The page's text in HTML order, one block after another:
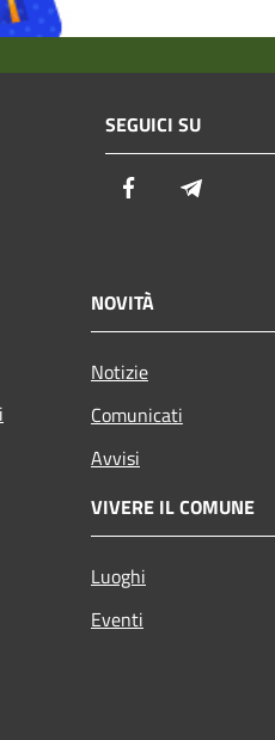
SEGUICI SU
Facebook
NOVITÀ
Notizie
Comunicati
Avvisi
VIVERE IL COMUNE
Luoghi
Eventi